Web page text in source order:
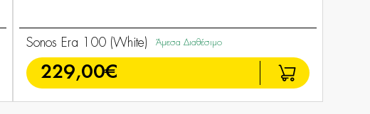
Sonos Era 100 (White) Άμεσα Διαθέσιμο
229,00€